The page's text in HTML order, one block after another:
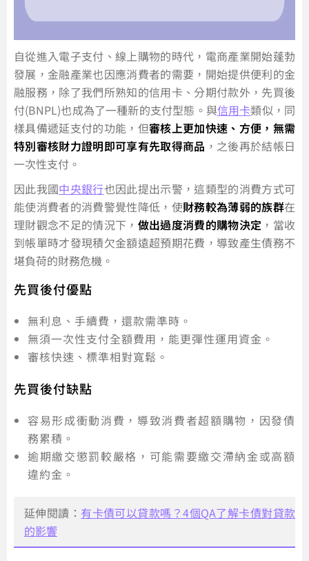
自從進入電子支付、線上購物的時代，電商產業開始蓬勃
發展，金融產業也因應消費者的需要，開始提供便利的金
融服務，除了我們所熟知的信用卡、分期付款外，先買後
付(BNPL)也成為了一種新的支付型態。與信用卡類似，同
樣具備遞延支付的功能，但審核上更加快速、方便，無需
特別審核財力證明即可享有先取得商品 ，之後再於結帳日
一次性支付。
因此我國中央銀行也因此提出示警，這類型的消費方式可
能使消費者的消費警覺性降低，使財務較為薄弱的族群在
理財觀念不足的情況下， 做出過度消費的購物決定 ，當收
到帳單時才發現積欠金額遠超預期花費，導致產生債務不
堪負荷的財務危機。
先買後付優點
無利息、手續費，還款需準時。
無須一次性支付全額費用，能更彈性運用資金。
審核快速、標準相對寬鬆。
先買後付缺點
容易形成衝動消費，導致消費者超額購物，因發債
務累積。
逾期繳交懲罰較嚴格，可能需要繳交滯納金或高額
違約金。
延伸閱讀： 有卡債可以貸款嗎？4個QA了解卡債對貸款
的影響